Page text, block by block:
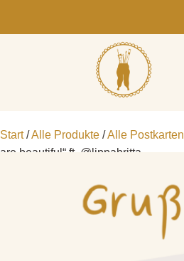
Start/Alle Produkte /Alle Postkarten
are beautiful“ ft. @lippabritta